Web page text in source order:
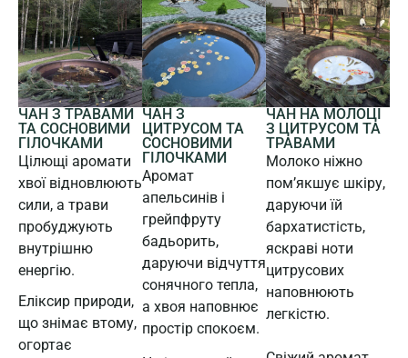
ЧАН З ТРАВАМИ
ТА СОСНОВИМИ
ГІЛОЧКАМИ
Цілющі аромати
хвої відновлюють
сили, а трави
пробуджують
внутрішню
енергію.
Еліксир природи,
що знімає втому,
огортає
ЧАН З
ЦИТРУСОМ ТА
СОСНОВИМИ
ГІЛОЧКАМИ
Аромат
апельсинів і
грейпфруту
бадьорить,
даруючи відчуття
сонячного тепла,
а хвоя наповнює
простір спокоєм.
ЧАН НА МОЛОЦІ
З ЦИТРУСОМ ТА
ТРАВАМИ
Молоко ніжно
пом’якшує шкіру,
даруючи їй
бархатистість,
яскраві ноти
цитрусових
наповнюють
легкістю.